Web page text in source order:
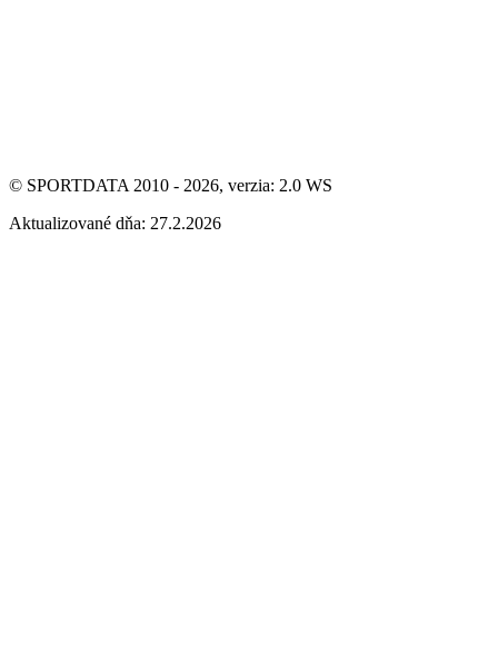
© SPORTDATA 2010 - 2026, verzia: 2.0 WS
Aktualizované dňa: 27.2.2026